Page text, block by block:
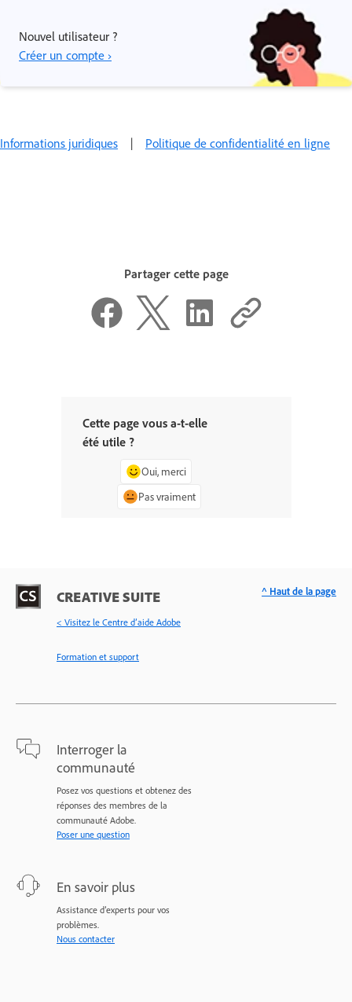
Nouvel utilisateur ?
Créer un compte ›
Informations juridiques | Politique de confidentialité en ligne
Partager cette page
Cette page vous a-t-elle
été utile ?
Oui, merci
Pas vraiment
CREATIVE SUITE
< Visitez le Centre d’aide Adobe
Formation et support
Interroger la
communauté
Posez vos questions et obtenez des
réponses des membres de la
communauté Adobe.
Poser une question
En savoir plus
Assistance d’experts pour vos
problèmes.
Nous contacter
^ Haut de la page